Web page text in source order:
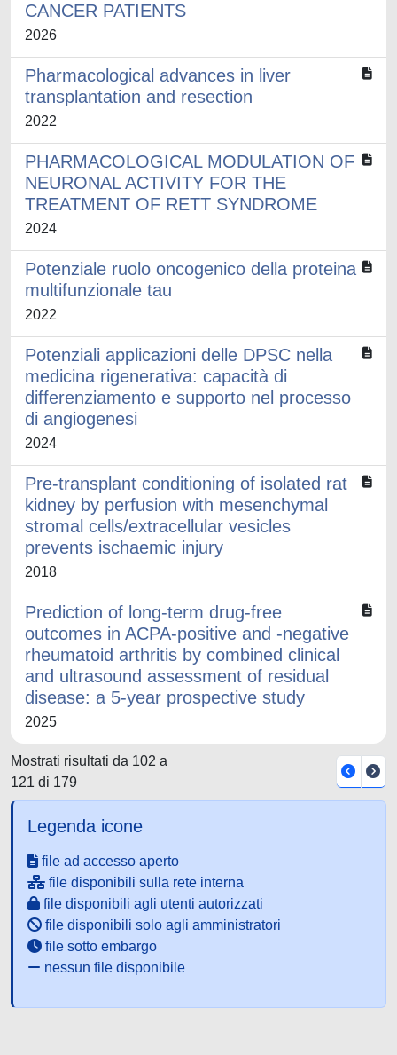
CANCER PATIENTS
2026
Pharmacological advances in liver
transplantation and resection
2022
PHARMACOLOGICAL MODULATION OF
NEURONAL ACTIVITY FOR THE
TREATMENT OF RETT SYNDROME
2024
Potenziale ruolo oncogenico della proteina
multifunzionale tau
2022
Potenziali applicazioni delle DPSC nella
medicina rigenerativa: capacità di
differenziamento e supporto nel processo
di angiogenesi
2024
Pre-transplant conditioning of isolated rat
kidney by perfusion with mesenchymal
stromal cells/extracellular vesicles
prevents ischaemic injury
2018
Prediction of long-term drug-free
outcomes in ACPA-positive and -negative
rheumatoid arthritis by combined clinical
and ultrasound assessment of residual
disease: a 5-year prospective study
2025
Mostrati risultati da 102 a
121 di 179
Legenda icone
file ad accesso aperto
file disponibili sulla rete interna
file disponibili agli utenti autorizzati
file disponibili solo agli amministratori
file sotto embargo
nessun file disponibile